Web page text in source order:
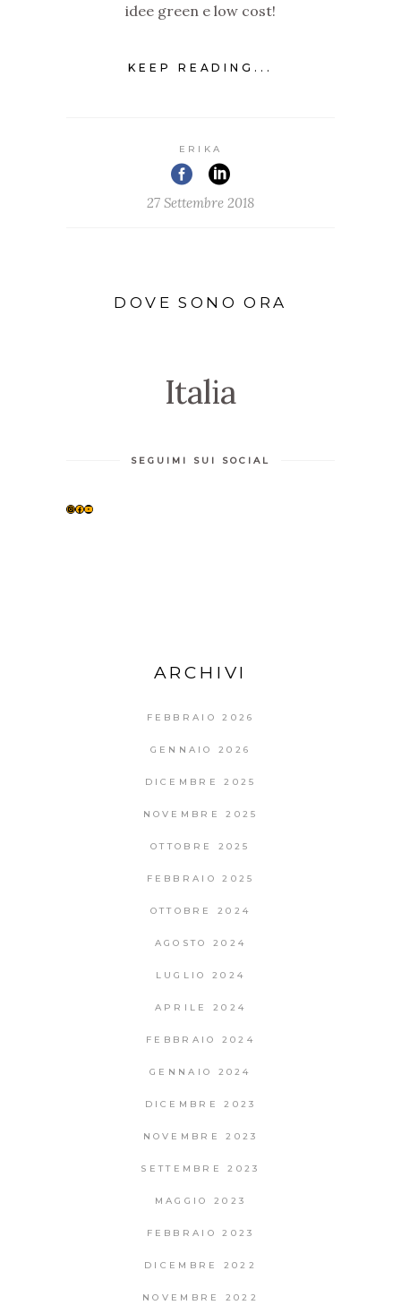
idee green e low cost!
KEEP READING...
ERIKA
27 Settembre 2018
DOVE SONO ORA
Italia
SEGUIMI SUI SOCIAL
INSTAGRAM
FACEBOOK
YOUTUBE
ARCHIVI
FEBBRAIO 2026
GENNAIO 2026
DICEMBRE 2025
NOVEMBRE 2025
OTTOBRE 2025
FEBBRAIO 2025
OTTOBRE 2024
AGOSTO 2024
LUGLIO 2024
APRILE 2024
FEBBRAIO 2024
GENNAIO 2024
DICEMBRE 2023
NOVEMBRE 2023
SETTEMBRE 2023
MAGGIO 2023
FEBBRAIO 2023
DICEMBRE 2022
NOVEMBRE 2022